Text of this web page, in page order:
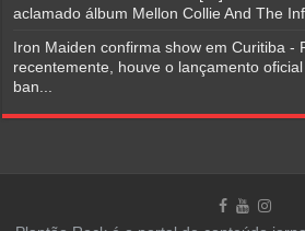
aclamado álbum Mellon Collie And The
Iron Maiden confirma show em Curitiba -
recentemente, houve o lançamento
ban...